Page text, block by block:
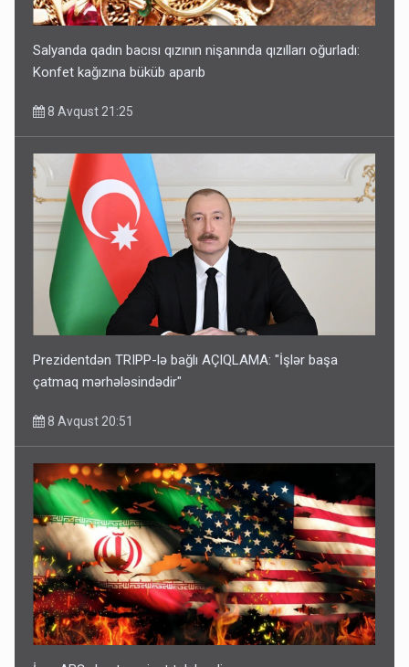
Salyanda qadın bacısı qızının nişanında qızılları oğurladı:
Konfet kağızına büküb aparıb
8 Avqust 21:25
Prezidentdən TRIPP-lə bağlı AÇIQLAMA: "İşlər başa
çatmaq mərhələsindədir"
8 Avqust 20:51